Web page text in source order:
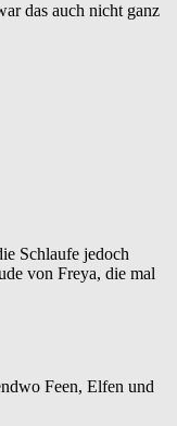
das auch nicht ganz
Schlaufe jedoch
von Freya, die mal
Feen, Elfen und